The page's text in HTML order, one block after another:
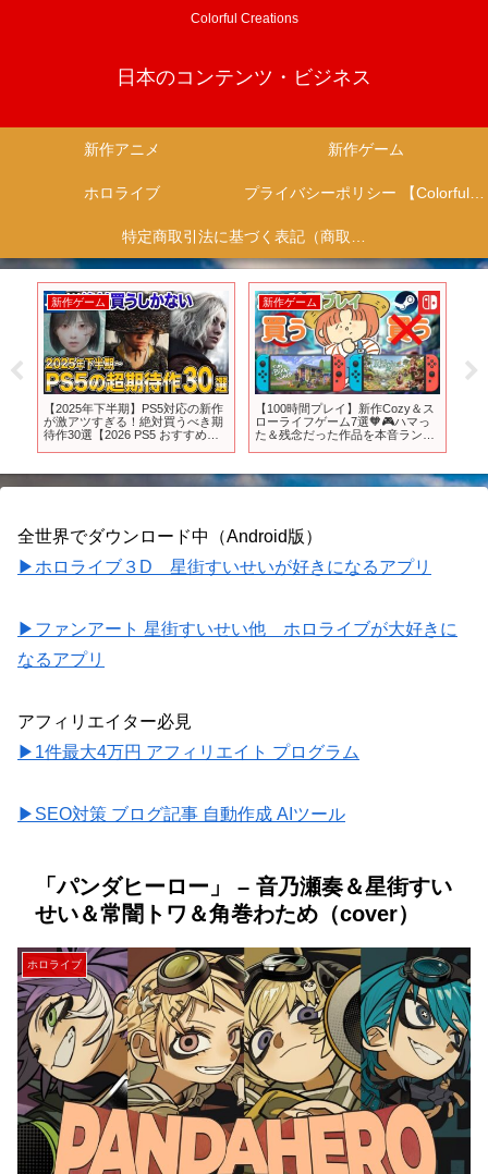
Colorful Creations
日本のコンテンツ・ビジネス
新作アニメ 新作ゲーム
ホロライブ プライバシーポリシー 【Colorful Creation】
特定商取引法に基づく表記（商取引に関する開示）
新作ゲーム
【2025年下半期】PS5対応の新作
が激アツすぎる！絶対買うべき期
待作30選【2026 PS5 おすすめゲ
新作ゲーム
【100時間プレイ】新作Cozy＆ス
ローライフゲーム7選🧡🎮ハマっ
た＆残念だった作品を本音ランキ
全世界でダウンロード中（Android版）
▶ホロライブ３D 星街すいせいが好きになるアプリ
▶ファンアート 星街すいせい他 ホロライブが大好きに
なるアプリ
アフィリエイター必見
▶1件最大4万円 アフィリエイト プログラム
▶SEO対策 ブログ記事 自動作成 AIツール
「パンダヒーロー」 – 音乃瀬奏＆星街すい
せい＆常闇トワ＆角巻わため（cover）
ホロライブ